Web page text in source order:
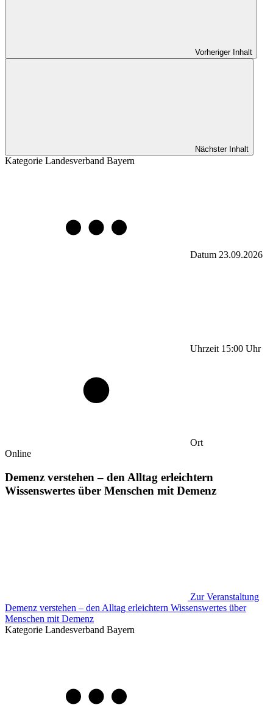
Vorheriger Inhalt
Nächster Inhalt
Kategorie Landesverband Bayern
Datum 23.09.2026
Uhrzeit 15:00 Uhr
Ort
Online
Demenz verstehen – den Alltag erleichtern
Wissenswertes über Menschen mit Demenz
Zur Veranstaltung
Demenz verstehen – den Alltag erleichtern Wissenswertes über
Menschen mit Demenz
Kategorie Landesverband Bayern